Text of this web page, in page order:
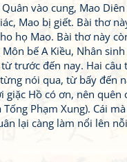
vào cung, Mao
Mao bị giết. Bài thơ
họ Mao. Bài thơ này
bế A Kiều, Nhân
trước đến nay. Hai
nói qua, từ bấy đến
Hồ có ơn, nên
Phạm Xung). Cái
lại càng làm nổi lên